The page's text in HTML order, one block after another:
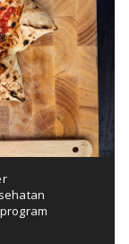
program